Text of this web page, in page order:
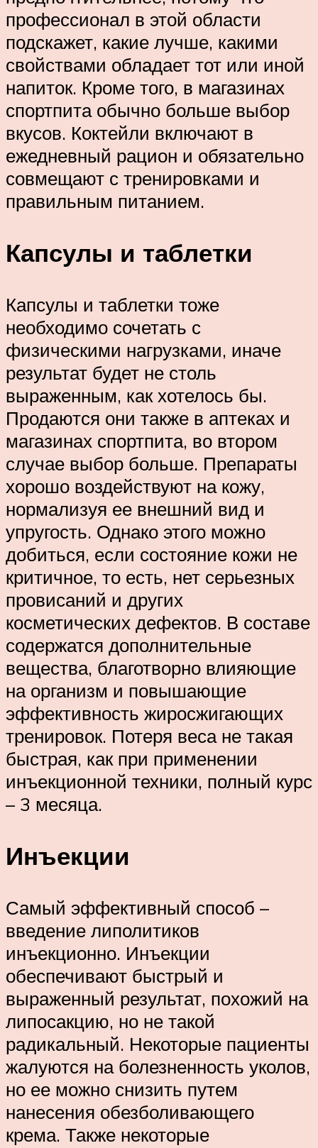
профессионал в этой области
подскажет, какие лучше, какими
свойствами обладает тот или иной
напиток. Кроме того, в магазинах
спортпита обычно больше выбор
вкусов. Коктейли включают в
ежедневный рацион и обязательно
совмещают с тренировками и
правильным питанием.
Капсулы и таблетки
Капсулы и таблетки тоже
необходимо сочетать с
физическими нагрузками, иначе
результат будет не столь
выраженным, как хотелось бы.
Продаются они также в аптеках и
магазинах спортпита, во втором
случае выбор больше. Препараты
хорошо воздействуют на кожу,
нормализуя ее внешний вид и
упругость. Однако этого можно
добиться, если состояние кожи не
критичное, то есть, нет серьезных
провисаний и других
косметических дефектов. В составе
содержатся дополнительные
вещества, благотворно влияющие
на организм и повышающие
эффективность жиросжигающих
тренировок. Потеря веса не такая
быстрая, как при применении
инъекционной техники, полный курс
– 3 месяца.
Инъекции
Самый эффективный способ –
введение липолитиков
инъекционно. Инъекции
обеспечивают быстрый и
выраженный результат, похожий на
липосакцию, но не такой
радикальный. Некоторые пациенты
жалуются на болезненность уколов,
но ее можно снизить путем
нанесения обезболивающего
крема. Также некоторые